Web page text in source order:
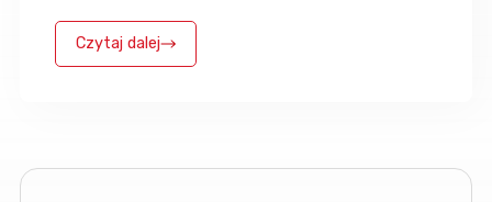
historią przegrała jednak z lokalną
zaściankowością.
Czytaj dalej